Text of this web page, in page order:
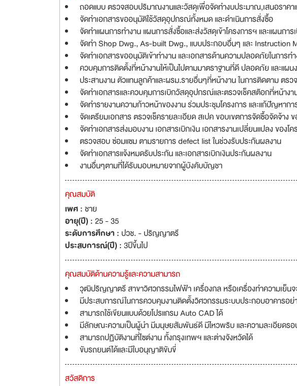
ถอดแบบ ตรวจสอบปริมาณงานและวัสดุเพื่อจัดทำงบประมาณ,เสนอราคา
จัดทำเอกสารขออนุมัติใช้วัสดุอุปกรณ์ทั้งหมด และดำเนินการสั่งซื้อ
จัดทำแผนการทำงาน แผนการสั่งซื้อและส่งวัสดุเข้าโครงการฯ และแผนการ
จัดทำ Shop Dwg., As-built Dwg., แบบประกอบอื่นๆ และ Instruction
จัดทำเอกสารขออนุมัติเข้าทำงาน และเอกสารด้านความปลอดภัยในการท
ควบคุมการติดตั้งที่หน้างานให้เป็นไปตามมาตราฐานที่ดี ปลอดภัย และแผน
ประสานงาน ตัวแทนลูกค้าและผรม.รายอื่นๆที่หน้างาน ในการติดตาม ตรว
จัดทำเอกสารและควบคุมการเบิกวัสดุอุปกรณ์และตรวจเช็คสต๊อกที่หน้างา
จัดทำรายงานความก้าวหน้าของงาน ร่วมประชุมโครงการ และแก้ปัญหากา
จัดเตรียมเอกสาร ตรวจเช็ครายละเอียด สเปค ขอบเขตการจัดซื้อจัดจ้า
จัดทำเอกสารส่งมอบงาน เอกสารเบิกเงิน เอกสารงานเปลี่ยนแปลง ของ
ตรวจสอบ ซ่อมแซม ตามรายการ defect list ในช่วงรับประกันผลงาน
จัดทำเอกสารแจ้งหมดรับประกัน และเอกสารเบิกเงินประกันผลงาน
งานอื่นๆตามที่ได้รับมอบหมายจากผู้บังคับบัญชา
คุณสมบัติ
เพศ :ชาย
อายุ(ปี) :25 - 35
ระดับการศึกษา :ปวช. - ปริญญาตรี
ประสบการณ์(ปี) :3ปีขึ้นไป
คุณสมบัติด้านความรู้และความสามารถ
วุฒิปริญญาตรี สาขาวิศวกรรมไฟฟ้า เครื่องกล หรือเครื่องทำความเย็น
มีประสบการณ์ในการควบคุมงานติดตั้งวิศวกรรมระบบประกอบอาคารอย่
สามารถใช้เขียนแบบด้วยโปรแกรม Auto CAD ได้
มีลักษณะความเป็นผู้นำ มีมนุษยสัมพันธ์ดี มีไหวพริบ และความละเอียดร
สามารถปฏิบัติงานที่ไซต์งาน ทั้งกรุงเทพฯ และต่างจังหวัดได้
ขับรถยนต์ได้และมีใบอนุญาติขับขี่
สวัสดิการ